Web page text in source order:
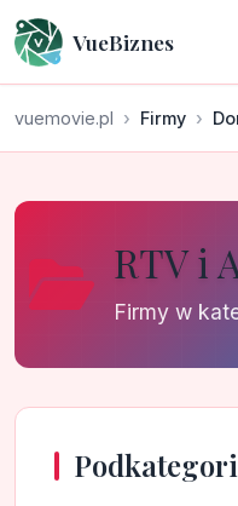
VueBiznes
vuemovie.pl Firmy
RTV i
Firmy w